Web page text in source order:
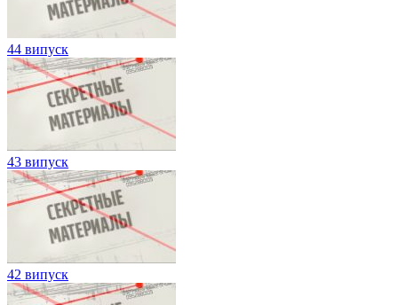
44 випуск
43 випуск
42 випуск